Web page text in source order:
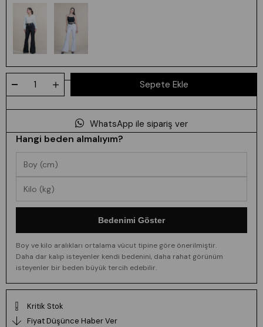
WhatsApp ile sipariş ver
Hangi beden almalıyım?
Bedenimi Göster
Boy ve kilo aralıkları ortalama vücut tipine göre önerilmiştir.
Daha dar kalıp isteyenler kendi bedenini, daha rahat görünüm
isteyenler bir beden büyük tercih edebilir.
Kritik Stok
Fiyat Düşünce Haber Ver